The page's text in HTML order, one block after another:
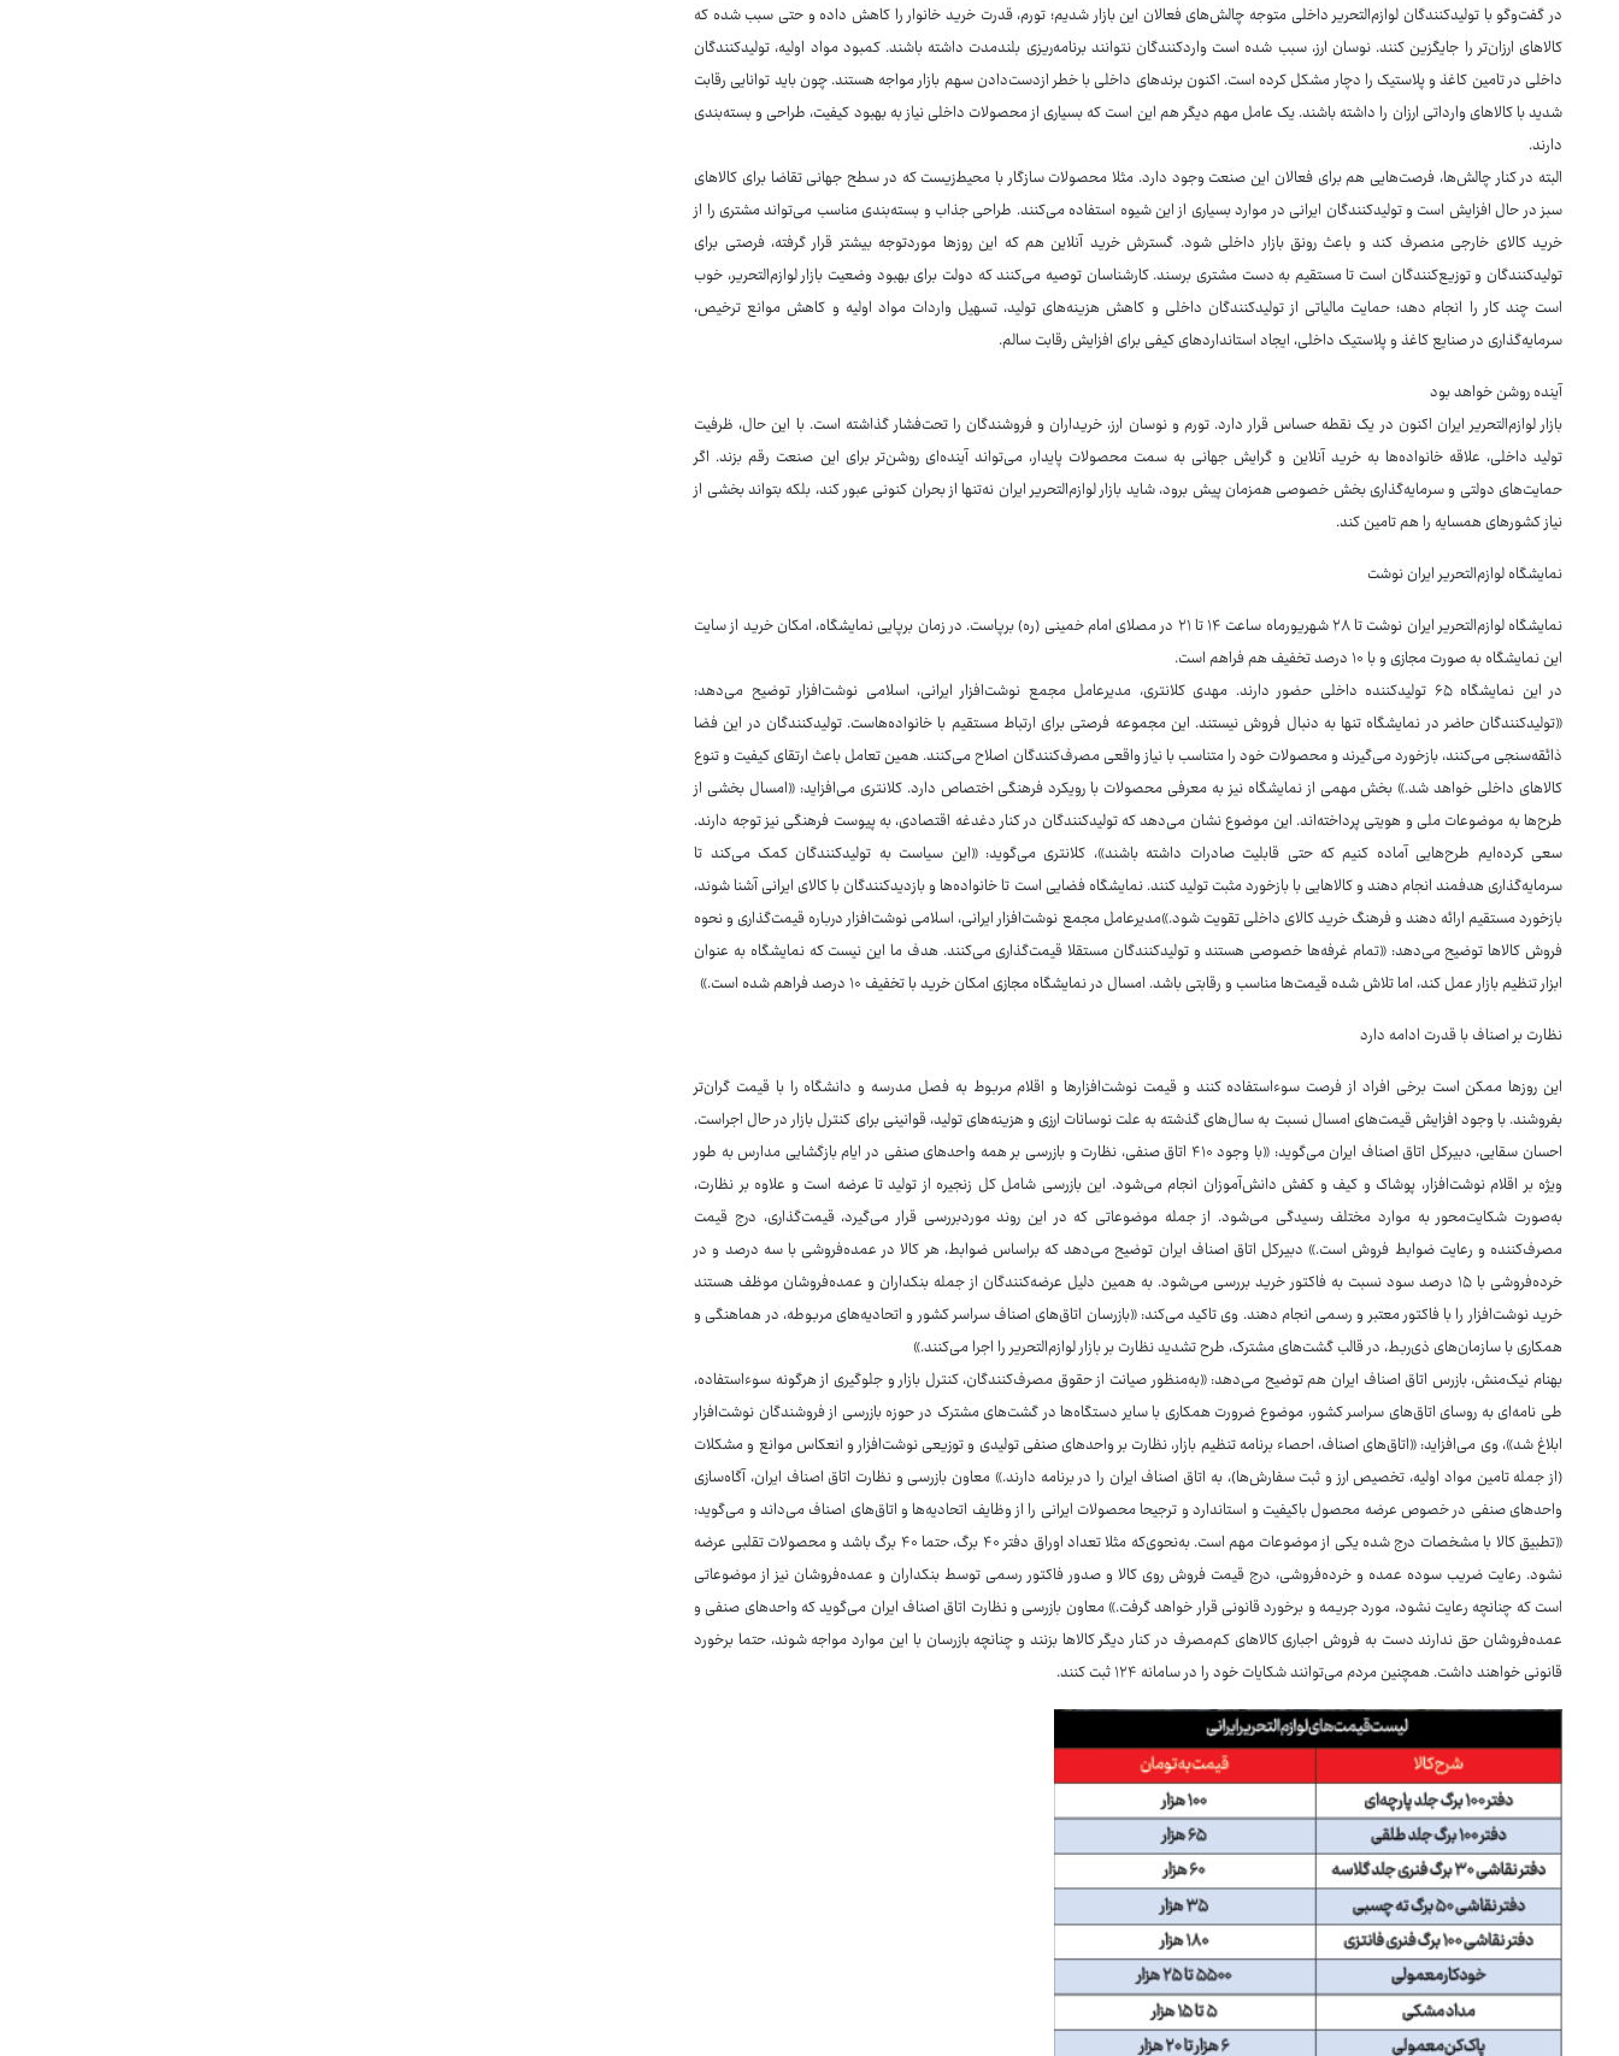
در گفت‌وگو با تولیدکنندگان لوازم‌التحریر داخلی متوجه چالش‌های فعالان این بازار شدیم؛ تورم، قدرت خرید خانوار را کاهش داده و حتی سبب شده که
کالاهای ارزان‌تر را جایگزین کنند. نوسان ارز، سبب شده است واردکنندگان نتوانند برنامه‌ریزی بلندمدت داشته باشند. کمبود مواد اولیه، تولیدکنندگان
داخلی در تامین کاغذ و پلاستیک را دچار مشکل کرده است. اکنون برندهای داخلی با خطر ازدست‌دادن سهم بازار مواجه هستند. چون باید توانایی رقابت
شدید با کالاهای وارداتی ارزان را داشته باشند. یک عامل مهم دیگر هم این است که بسیاری از محصولات داخلی نیاز به بهبود کیفیت، طراحی و بسته‌بندی
دارند.
البته در کنار چالش‌ها، فرصت‌هایی هم برای فعالان این صنعت وجود دارد. مثلا محصولات سازگار با محیط‌زیست که در سطح جهانی تقاضا برای کالاهای
سبز در حال افزایش است و تولیدکنندگان ایرانی در موارد بسیاری از این شیوه استفاده می‌کنند. طراحی جذاب و بسته‌بندی مناسب می‌تواند مشتری را از
خرید کالای خارجی منصرف کند و باعث رونق بازار داخلی شود. گسترش خرید آنلاین هم که این روزها موردتوجه بیشتر قرار گرفته، فرصتی برای
تولیدکنندگان و توزیع‌کنندگان است تا مستقیم به دست مشتری برسند. کارشناسان توصیه می‌کنند که دولت برای بهبود وضعیت بازار لوازم‌التحریر، خوب
است چند کار را انجام دهد؛ حمایت مالیاتی از تولیدکنندگان داخلی و کاهش هزینه‌های تولید، تسهیل واردات مواد اولیه و کاهش موانع ترخیص،
سرمایه‌گذاری در صنایع کاغذ و پلاستیک داخلی، ایجاد استانداردهای کیفی برای افزایش رقابت سالم.
آینده روشن خواهد بود
بازار لوازم‌التحریر ایران اکنون در یک نقطه حساس قرار دارد. تورم و نوسان ارز، خریداران و فروشندگان را تحت‌فشار گذاشته است. با این حال، ظرفیت
تولید داخلی، علاقه خانواده‌ها به خرید آنلاین و گرایش جهانی به سمت محصولات پایدار، می‌تواند آینده‌ای روشن‌تر برای این صنعت رقم بزند. اگر
حمایت‌های دولتی و سرمایه‌گذاری بخش خصوصی همزمان پیش برود، شاید بازار لوازم‌التحریر ایران نه‌تنها از بحران کنونی عبور کند، بلکه بتواند بخشی از
نیاز کشورهای همسایه را هم تامین کند.
نمایشگاه لوازم‌التحریر ایران نوشت
نمایشگاه لوازم‌التحریر ایران نوشت تا ۲۸ شهریورماه ساعت ۱۴ تا ۲۱ در مصلای امام خمینی (ره) برپاست. در زمان برپایی نمایشگاه، امکان خرید از سایت
این نمایشگاه به صورت مجازی و با ۱۰ درصد تخفیف هم فراهم است.
در این نمایشگاه ۶۵ تولیدکننده داخلی حضور دارند. مهدی کلانتری، مدیرعامل مجمع نوشت‌افزار ایرانی، اسلامی نوشت‌افزار توضیح می‌دهد:
«تولیدکنندگان حاضر در نمایشگاه تنها به دنبال فروش نیستند. این مجموعه فرصتی برای ارتباط مستقیم با خانواده‌هاست. تولیدکنندگان در این فضا
ذائقه‌سنجی می‌کنند، بازخورد می‌گیرند و محصولات خود را متناسب با نیاز واقعی مصرف‌کنندگان اصلاح می‌کنند. همین تعامل باعث ارتقای کیفیت و تنوع
کالاهای داخلی خواهد شد.» بخش مهمی از نمایشگاه نیز به معرفی محصولات با رویکرد فرهنگی اختصاص دارد. کلانتری می‌افزاید: «امسال بخشی از
طرح‌ها به موضوعات ملی و هویتی پرداخته‌اند. این موضوع نشان می‌دهد که تولیدکنندگان در کنار دغدغه اقتصادی، به پیوست فرهنگی نیز توجه دارند.
سعی کرده‌ایم طرح‌هایی آماده کنیم که حتی قابلیت صادرات داشته باشند»، کلانتری می‌گوید: «این سیاست به تولیدکنندگان کمک می‌کند تا
سرمایه‌گذاری هدفمند انجام دهند و کالاهایی با بازخورد مثبت تولید کنند. نمایشگاه فضایی است تا خانواده‌ها و بازدیدکنندگان با کالای ایرانی آشنا شوند،
بازخورد مستقیم ارائه دهند و فرهنگ خرید کالای داخلی تقویت شود.»مدیرعامل مجمع نوشت‌افزار ایرانی، اسلامی نوشت‌افزار درباره قیمت‌گذاری و نحوه
فروش کالاها توضیح می‌دهد: «تمام غرفه‌ها خصوصی هستند و تولیدکنندگان مستقلا قیمت‌گذاری می‌کنند. هدف ما این نیست که نمایشگاه به عنوان
ابزار تنظیم بازار عمل کند، اما تلاش شده قیمت‌ها مناسب و رقابتی باشد. امسال در نمایشگاه مجازی امکان خرید با تخفیف ۱۰ درصد فراهم شده است.»
نظارت بر اصناف با قدرت ادامه دارد
این روزها ممکن است برخی افراد از فرصت سوءاستفاده کنند و قیمت نوشت‌افزارها و اقلام مربوط به فصل مدرسه و دانشگاه را با قیمت گران‌تر
بفروشند. با وجود افزایش قیمت‌های امسال نسبت به سال‌های گذشته به علت نوسانات ارزی و هزینه‌های تولید، قوانینی برای کنترل بازار در حال اجراست.
احسان سقایی، دبیرکل اتاق اصناف ایران می‌گوید: «با وجود ۴۱۰ اتاق صنفی، نظارت و بازرسی بر همه واحدهای صنفی در ایام بازگشایی مدارس به طور
ویژه بر اقلام نوشت‌افزار، پوشاک و کیف و کفش دانش‌آموزان انجام می‌شود. این بازرسی شامل کل زنجیره از تولید تا عرضه است و علاوه بر نظارت،
به‌صورت شکایت‌محور به موارد مختلف رسیدگی می‌شود. از جمله موضوعاتی که در این روند موردبررسی قرار می‌گیرد، قیمت‌گذاری، درج قیمت
مصرف‌کننده و رعایت ضوابط فروش است.» دبیرکل اتاق اصناف ایران توضیح می‌دهد که براساس ضوابط، هر کالا در عمده‌فروشی با سه درصد و در
خرده‌فروشی با ۱۵ درصد سود نسبت به فاکتور خرید بررسی می‌شود. به همین دلیل عرضه‌کنندگان از جمله بنکداران و عمده‌فروشان موظف هستند
خرید نوشت‌افزار را با فاکتور معتبر و رسمی انجام دهند. وی تاکید می‌کند: «بازرسان اتاق‌های اصناف سراسر کشور و اتحادیه‌های مربوطه، در هماهنگی و
همکاری با سازمان‌های ذی‌ربط، در قالب گشت‌های مشترک، طرح تشدید نظارت بر بازار لوازم‌التحریر را اجرا می‌کنند.»
بهنام نیک‌منش، بازرس اتاق اصناف ایران هم توضیح می‌دهد: «به‌منظور صیانت از حقوق مصرف‌کنندگان، کنترل بازار و جلوگیری از هرگونه سوءاستفاده،
طی نامه‌ای به روسای اتاق‌های سراسر کشور، موضوع ضرورت همکاری با سایر دستگاه‌ها در گشت‌های مشترک در حوزه بازرسی از فروشندگان نوشت‌افزار
ابلاغ شد»، وی می‌افزاید: «اتاق‌های اصناف، احصاء برنامه تنظیم بازار، نظارت بر واحدهای صنفی تولیدی و توزیعی نوشت‌افزار و انعکاس موانع و مشکلات
(از جمله تامین مواد اولیه، تخصیص ارز و ثبت سفارش‌ها)، به اتاق اصناف ایران را در برنامه دارند.» معاون بازرسی و نظارت اتاق اصناف ایران، آگاه‌سازی
واحدهای صنفی در خصوص عرضه محصول باکیفیت و استاندارد و ترجیحا محصولات ایرانی را از وظایف اتحادیه‌ها و اتاق‌های اصناف می‌داند و می‌گوید:
«تطبیق کالا با مشخصات درج شده یکی از موضوعات مهم است. به‌نحوی‌که مثلا تعداد اوراق دفتر ۴۰ برگ، حتما ۴۰ برگ باشد و محصولات تقلبی عرضه
نشود. رعایت ضریب سوده عمده و خرده‌فروشی، درج قیمت فروش روی کالا و صدور فاکتور رسمی توسط بنکداران و عمده‌فروشان نیز از موضوعاتی
است که چنانچه رعایت نشود، مورد جریمه و برخورد قانونی قرار خواهد گرفت.» معاون بازرسی و نظارت اتاق اصناف ایران می‌گوید که واحدهای صنفی و
عمده‌فروشان حق ندارند دست به فروش اجباری کالاهای کم‌مصرف در کنار دیگر کالاها بزنند و چنانچه بازرسان با این موارد مواجه شوند، حتما برخورد
قانونی خواهند داشت. همچنین مردم می‌توانند شکایات خود را در سامانه ۱۲۴ ثبت کنند.